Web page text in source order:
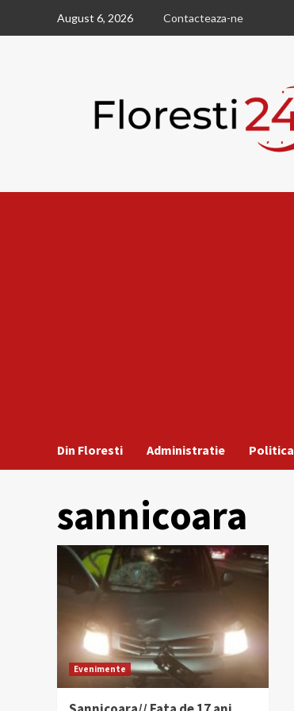
August 6, 2026 Contacteaza-ne
Din Floresti Administratie Politica
sannicoara
Evenimente